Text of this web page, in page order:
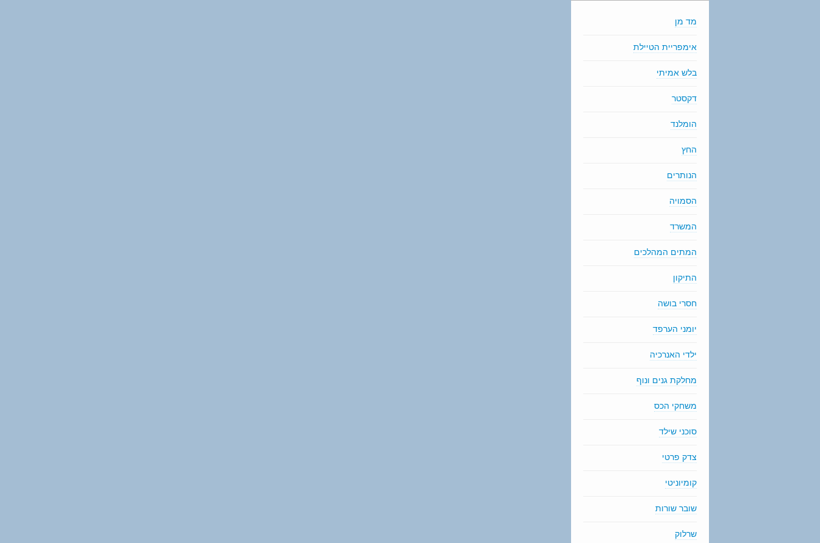
מד מן
אימפריית הטיילת
בלש אמיתי
דקסטר
הומלנד
החץ
הנותרים
הסמויה
המשרד
המתים המהלכים
התיקון
חסרי בושה
יומני הערפד
ילדי האנרכיה
מחלקת גנים ונוף
משחקי הכס
סוכני שילד
צדק פרטי
קומיוניטי
שובר שורות
שרלוק